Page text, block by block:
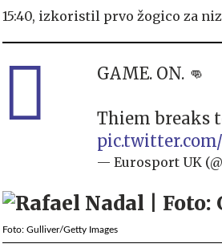
15:40, izkoristil prvo žogico za
GAME. ON. 👊
Thiem breaks
pic.twitter.com/
— Eurosport UK
Foto: Gulliver/Getty Images